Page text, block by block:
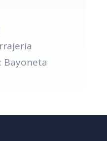
Bayoneta